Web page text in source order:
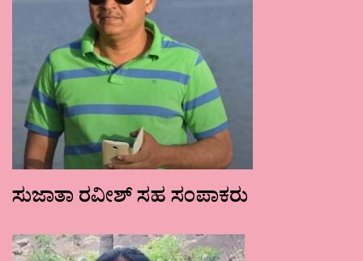
ಸುಜಾತಾ ರವೀಶ್ ಸಹ ಸಂಪಾಕರು